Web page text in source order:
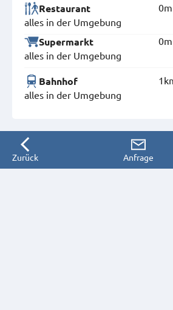
Restaurant
alles in der Umgebung
0m
Supermarkt
alles in der Umgebung
0m
Bahnhof
alles in der Umgebung
Zurück Anfrage